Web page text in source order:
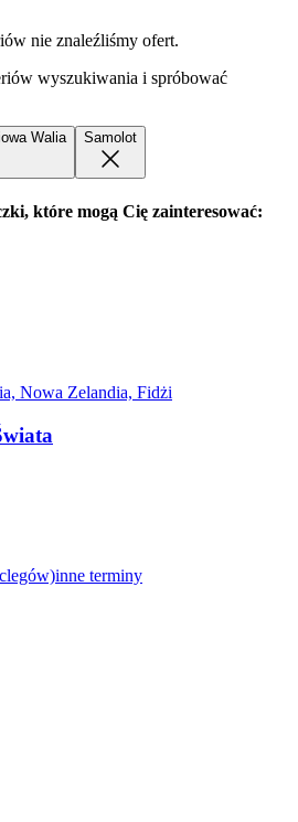
nie znaleźliśmy ofert.
wyszukiwania i spróbować
Walia Samolot
które mogą Cię zainteresować:
Nowa Zelandia, Fidżi
inne terminy